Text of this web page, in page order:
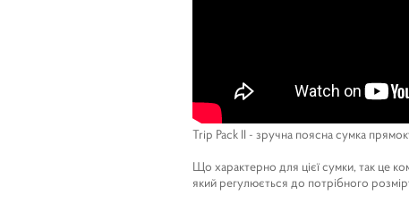
Trip Pack II - зручна поясна сумка
Що характерно для цієї сумки, так це
який регулюється до потрібного